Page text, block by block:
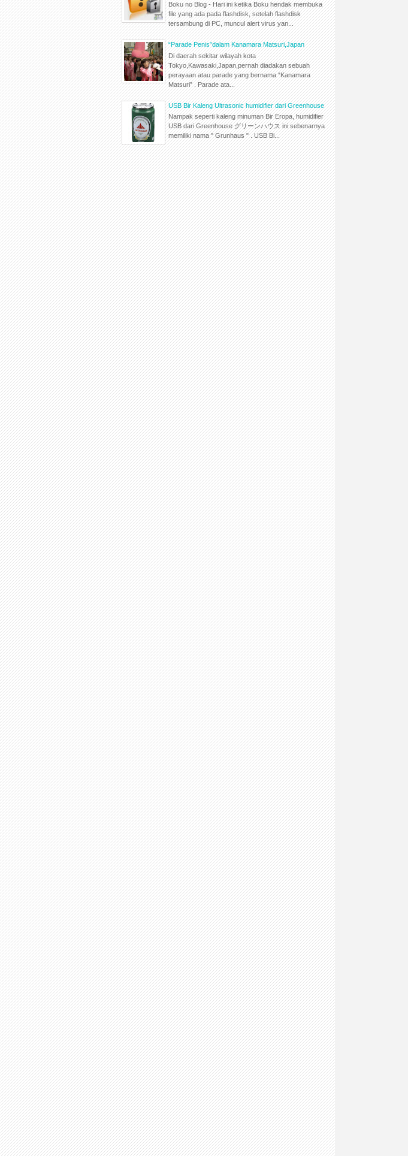
Boku no Blog - Hari ini ketika Boku hendak membuka
file yang ada pada flashdisk, setelah flashdisk
tersambung di PC, muncul alert virus yan...
“Parade Penis”dalam Kanamara Matsuri,Japan
Di daerah sekitar wilayah kota
Tokyo,Kawasaki,Japan,pernah diadakan sebuah
perayaan atau parade yang bernama “Kanamara
Matsuri” . Parade ata...
USB Bir Kaleng Ultrasonic humidifier dari Greenhouse
Nampak seperti kaleng minuman Bir Eropa, humidifier
USB dari Greenhouse グリーンハウス ini sebenarnya
memiliki nama " Grunhaus " . USB Bi...